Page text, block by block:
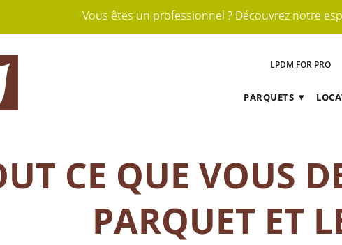
Vous êtes un professionnel ? Découvrez notre
PARQUETS
PARQUET
MULTICOUCHES
PARQUET LAMINÉS
LPDM FOR PRO
CE QUE VOUS
PARQUET ET